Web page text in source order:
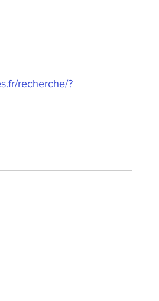
recherche/?